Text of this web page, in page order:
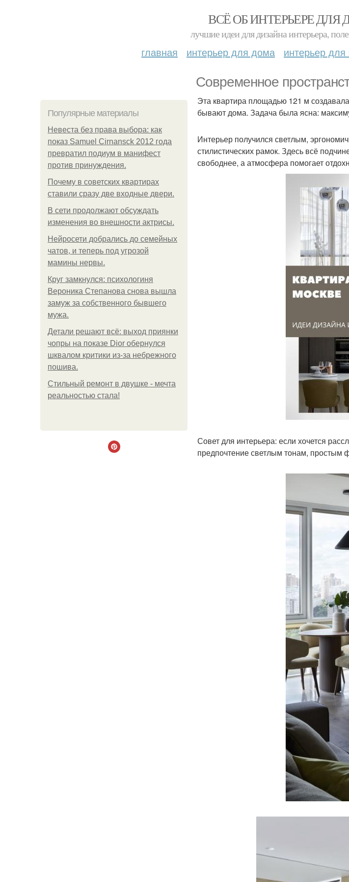
ВСЁ ОБ ИНТЕРЬЕРЕ
лучшие идеи для дизайна интерьера,
главная интерьер для дома интерьер для
Современное
Популярные материалы
Невеста без права выбора: как
показ Samuel Cirnansck 2012 года
превратил подиум в манифест
против принуждения.
Почему в советских квартирах
ставили сразу две входные двери.
В сети продолжают обсуждать
изменения во внешности актрисы.
Нейросети добрались до семейных
чатов, и теперь под угрозой
мамины нервы.
Круг замкнулся: психологиня
Вероника Степанова снова вышла
замуж за собственного бывшего
мужа.
Детали решают всё: выход приянки
чопры на показе Dior обернулся
шквалом критики из-за небрежного
пошива.
Стильный ремонт в двушке - мечта
реальностью стала!
Эта квартира площадью 121 м
бывают дома. Задача была ясна:
Интерьер получился светлым,
стилистических рамок. Здесь всё
свободнее, а атмосфера помогает
Совет для интерьера: если хочется
предпочтение светлым тонам,